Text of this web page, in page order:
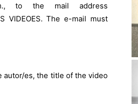
to the mail address
VIDEOES. The e-mail must
autor/es, the title of the video